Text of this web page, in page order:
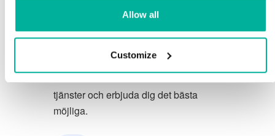
Allow all
Customize
Vi strävar efter att överträfa dina
förstklassig service. Vi lär oss av din
feedback så att vi kan förbättra våra
tjänster och erbjuda dig det bästa
möjliga.